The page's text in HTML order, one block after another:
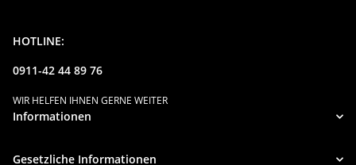
HOTLINE:
0911-42 44 89 76
WIR HELFEN IHNEN GERNE WEITER
Informationen
Gesetzliche Informationen